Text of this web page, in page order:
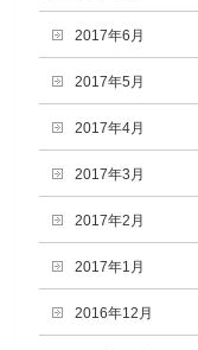
2017年6月
2017年5月
2017年4月
2017年3月
2017年2月
2017年1月
2016年12月